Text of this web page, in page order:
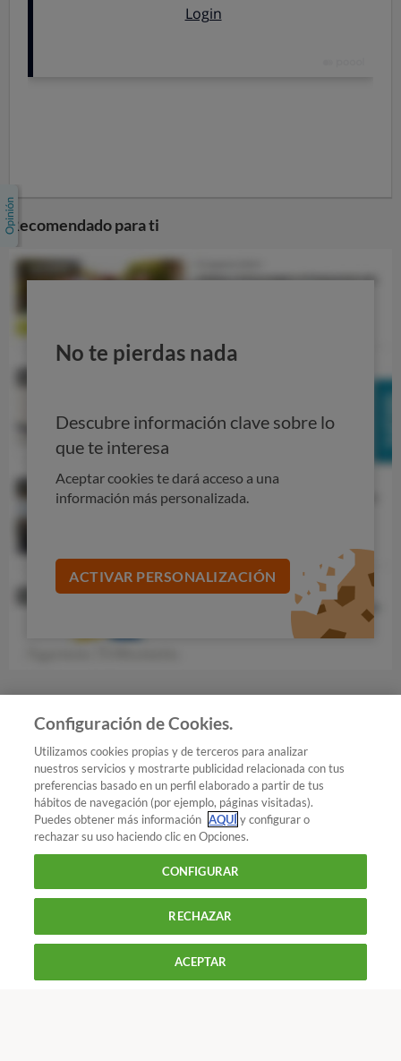
proveedores, socios, empleados, así como de la
Recomendado para ti
No te pierdas nada
Descubre información clave sobre lo
que te interesa
Aceptar cookies te dará acceso a una
información más personalizada.
ACTIVAR PERSONALIZACIÓN
¿Quieres recibir nuestra Newsletter? Crea una cuenta
Código ético de OCU
900 055 105
De L a J de 9 a 18 h y V de 9 a 14 h
Configuración de Cookies.
Utilizamos cookies propias y de terceros para analizar
nuestros servicios y mostrarte publicidad relacionada con tus
preferencias basado en un perfil elaborado a partir de tus
hábitos de navegación (por ejemplo, páginas visitadas).
Puedes obtener más información AQUÍy configurar o
rechazar su uso haciendo clic en Opciones.
CONFIGURAR
RECHAZAR
ACEPTAR